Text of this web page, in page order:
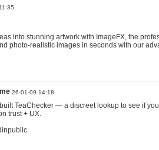
into stunning artwork with ImageFX, the
photo-realistic images in seconds with our
26-01-09 14:18
TeaChecker — a discreet lookup to see if
trust + UX.